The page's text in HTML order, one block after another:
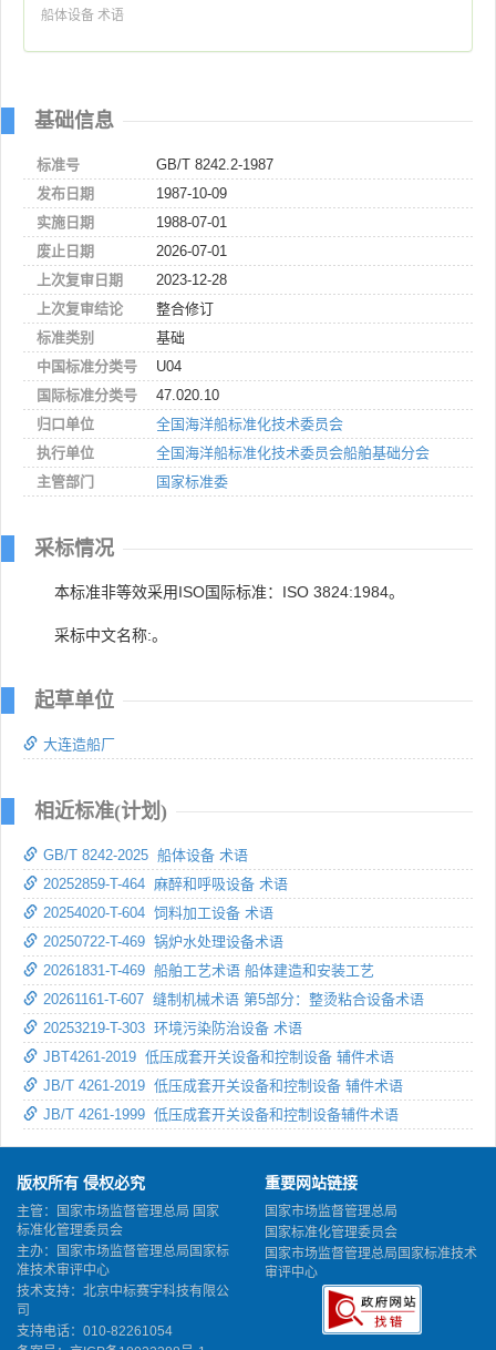
船体设备 术语
基础信息
标准号
GB/T 8242.2-1987
发布日期
1987-10-09
实施日期
1988-07-01
废止日期
2026-07-01
上次复审日期
2023-12-28
上次复审结论
整合修订
标准类别
基础
中国标准分类号
U04
国际标准分类号
47.020.10
归口单位
全国海洋船标准化技术委员会
执行单位
全国海洋船标准化技术委员会船舶基础分会
主管部门
国家标准委
采标情况
本标准非等效采用ISO国际标准：ISO 3824:1984。
采标中文名称:。
起草单位
大连造船厂
相近标准(计划)
GB/T 8242-2025 船体设备 术语
20252859-T-464 麻醉和呼吸设备 术语
20254020-T-604 饲料加工设备 术语
20250722-T-469 锅炉水处理设备术语
20261831-T-469 船舶工艺术语 船体建造和安装工艺
20261161-T-607 缝制机械术语 第5部分：整烫粘合设备术语
20253219-T-303 环境污染防治设备 术语
JBT4261-2019 低压成套开关设备和控制设备 辅件术语
JB/T 4261-2019 低压成套开关设备和控制设备 辅件术语
JB/T 4261-1999 低压成套开关设备和控制设备辅件术语
版权所有 侵权必究
主管：国家市场监督管理总局 国家
标准化管理委员会
主办：国家市场监督管理总局国家标
准技术审评中心
技术支持：北京中标赛宇科技有限公
司
支持电话：010-82261054
重要网站链接
国家市场监督管理总局
国家标准化管理委员会
国家市场监督管理总局国家标准技术
审评中心